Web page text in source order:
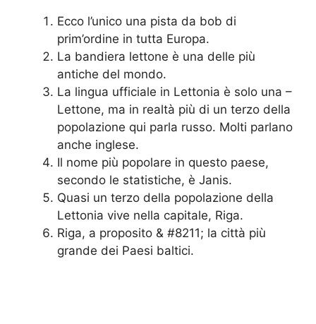
Ecco l’unico una pista da bob di
prim’ordine in tutta Europa.
La bandiera lettone è una delle più
antiche del mondo.
La lingua ufficiale in Lettonia è solo una –
Lettone, ma in realtà più di un terzo della
popolazione qui parla russo. Molti parlano
anche inglese.
Il nome più popolare in questo paese,
secondo le statistiche, è Janis.
Quasi un terzo della popolazione della
Lettonia vive nella capitale, Riga.
Riga, a proposito & #8211; la città più
grande dei Paesi baltici.